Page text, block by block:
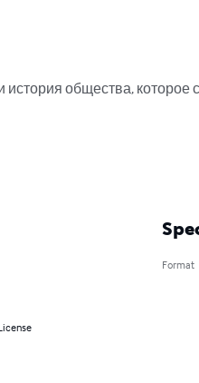
общества, которое
Format